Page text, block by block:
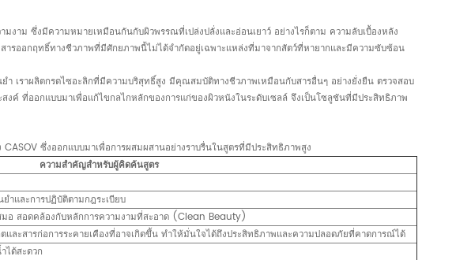
งาม ซึ่งมีความหมายเหมือนกันกับผิวพรรณที่เปล่งปลั่งและอ่อนเยาว์ อย่างไรก็ตาม ความลับเบื้องหลัง
ารออกฤทธิ์ทางชีวภาพที่มีศักยภาพนี้ไม่ได้จำกัดอยู่เฉพาะแหล่งที่มาจากสัตว์ที่หายากและมีความซับซ้อน
เราผลิตกรดไซอะลิกที่มีความบริสุทธิ์สูง มีคุณสมบัติทางชีวภาพเหมือนกับสารอื่นๆ อย่างยั่งยืน ตรวจสอบ
สงค์ ที่ออกแบบมาเพื่อแก้ไขกลไกหลักของการแก่ของผิวหนังในระดับเซลล์ จึงเป็นโซลูชันที่มีประสิทธิภาพ
ซึ่งออกแบบมาเพื่อการผสมผสานอย่างราบรื่นในสูตรที่มีประสิทธิภาพสูง
ความสำคัญสำหรับผู้คิดค้นสูตร
ำและการปฏิบัติตามกฎระเบียบ
อ สอดคล้องกับหลักการความงามที่สะอาด (Clean Beauty)
และสารก่อการระคายเคืองที่อาจเกิดขึ้น ทำให้มั่นใจได้ถึงประสิทธิภาพและความปลอดภัยที่คาดการณ์ได้
ได้สะดวก